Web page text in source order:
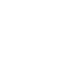
)を修
上は問題
いる可能